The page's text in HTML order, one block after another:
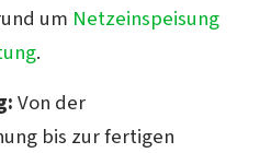
um Netzeinspeisung
.
Von der
bis zur fertigen